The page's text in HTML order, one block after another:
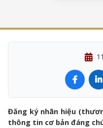
Đăng ký nhãn hiệu
thông tin cơ bản đáng